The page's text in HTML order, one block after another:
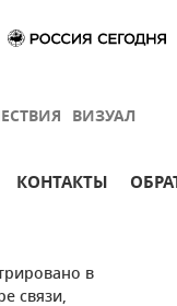
ВИЗУАЛ
КОНТАКТЫ
в
связи,